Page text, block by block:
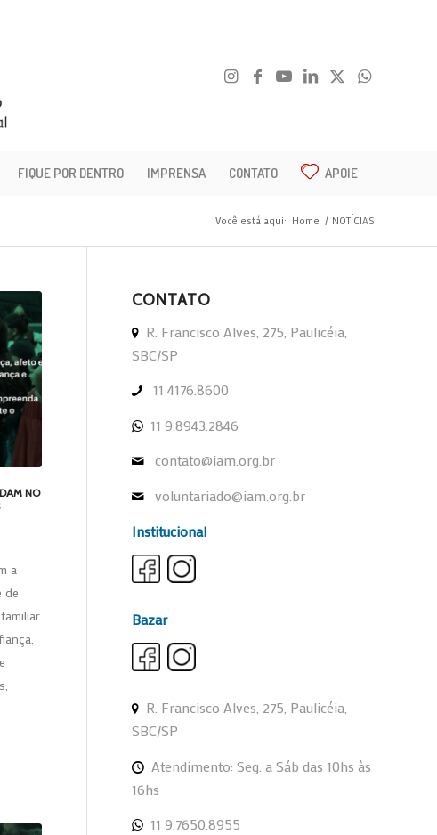
FIQUE POR DENTRO IMPRENSA CONTATO APOIE
Você está aqui: Home / NOTÍCIAS
NO
a
de
CONTATO
R. Francisco Alves, 275, Paulicéia,
SBC/SP
11 4176.8600
11 9.8943.2846
contato@iam.org.br
voluntariado@iam.org.br
Institucional
Bazar
R. Francisco Alves, 275, Paulicéia,
SBC/SP
Atendimento: Seg. a Sáb das 10hs às
16hs
11 9.7650.8955